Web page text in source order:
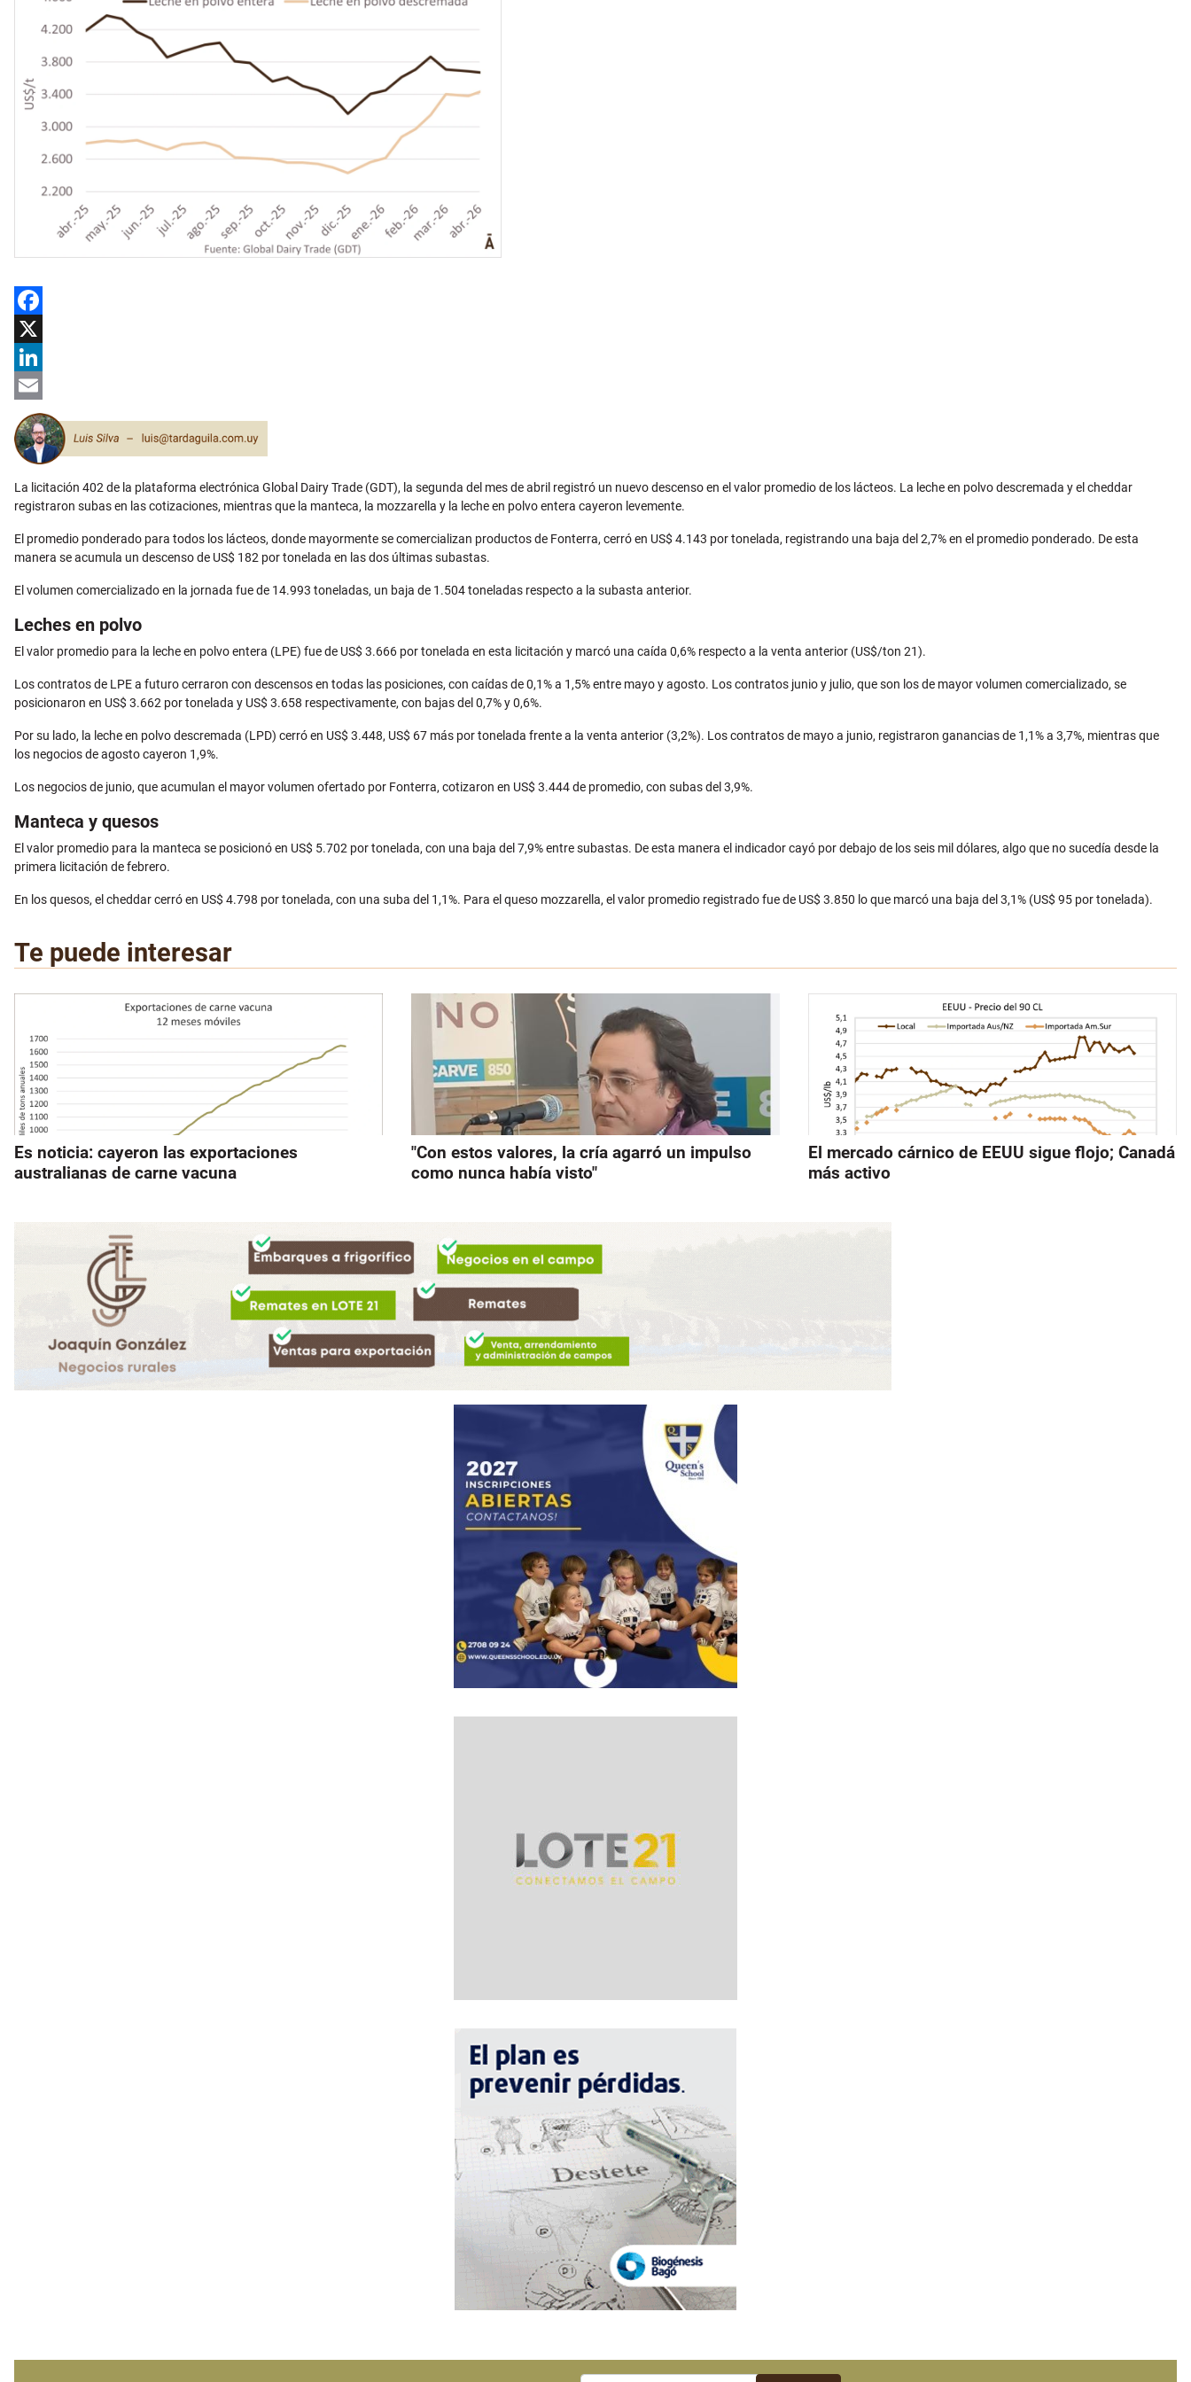
Facebook
X
LinkedIn
Email
La licitación 402 de la plataforma electrónica Global Dairy Trade (GDT), la segunda del mes de abril registró un nuevo descenso en el valor promedio de los lácteos. La leche en polvo descremada y el cheddar
registraron subas en las cotizaciones, mientras que la manteca, la mozzarella y la leche en polvo entera cayeron levemente.
El promedio ponderado para todos los lácteos, donde mayormente se comercializan productos de Fonterra, cerró en US$ 4.143 por tonelada, registrando una baja del 2,7% en el promedio ponderado. De esta
manera se acumula un descenso de US$ 182 por tonelada en las dos últimas subastas.
El volumen comercializado en la jornada fue de 14.993 toneladas, un baja de 1.504 toneladas respecto a la subasta anterior.
Leches en polvo
El valor promedio para la leche en polvo entera (LPE) fue de US$ 3.666 por tonelada en esta licitación y marcó una caída 0,6% respecto a la venta anterior (US$/ton 21).
Los contratos de LPE a futuro cerraron con descensos en todas las posiciones, con caídas de 0,1% a 1,5% entre mayo y agosto. Los contratos junio y julio, que son los de mayor volumen comercializado, se
posicionaron en US$ 3.662 por tonelada y US$ 3.658 respectivamente, con bajas del 0,7% y 0,6%.
Por su lado, la leche en polvo descremada (LPD) cerró en US$ 3.448, US$ 67 más por tonelada frente a la venta anterior (3,2%). Los contratos de mayo a junio, registraron ganancias de 1,1% a 3,7%, mientras que
los negocios de agosto cayeron 1,9%.
Los negocios de junio, que acumulan el mayor volumen ofertado por Fonterra, cotizaron en US$ 3.444 de promedio, con subas del 3,9%.
Manteca y quesos
El valor promedio para la manteca se posicionó en US$ 5.702 por tonelada, con una baja del 7,9% entre subastas. De esta manera el indicador cayó por debajo de los seis mil dólares, algo que no sucedía desde la
primera licitación de febrero.
En los quesos, el cheddar cerró en US$ 4.798 por tonelada, con una suba del 1,1%. Para el queso mozzarella, el valor promedio registrado fue de US$ 3.850 lo que marcó una baja del 3,1% (US$ 95 por tonelada).
Te puede interesar
Es noticia: cayeron las exportaciones
australianas de carne vacuna
"Con estos valores, la cría agarró un impulso
como nunca había visto"
El mercado cárnico de EEUU sigue flojo; Canadá
más activo